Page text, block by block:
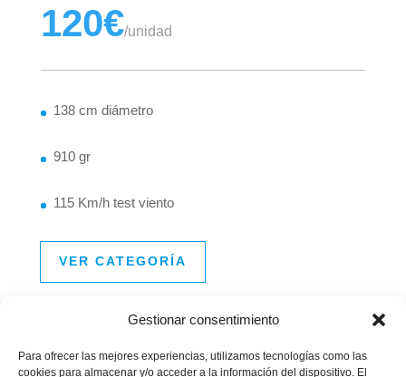
Gestionar consentimiento
Para ofrecer las mejores experiencias, utilizamos tecnologías como las
cookies para almacenar y/o acceder a la información del dispositivo. El
120€/unidad
138 cm diámetro
910 gr
115 Km/h test viento
VER CATEGORÍA
Sport